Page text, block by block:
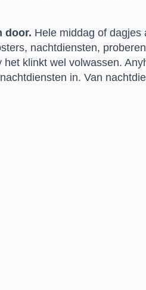
door. Hele middag of
nachtdiensten,
klinkt wel volwassen.
in. Van